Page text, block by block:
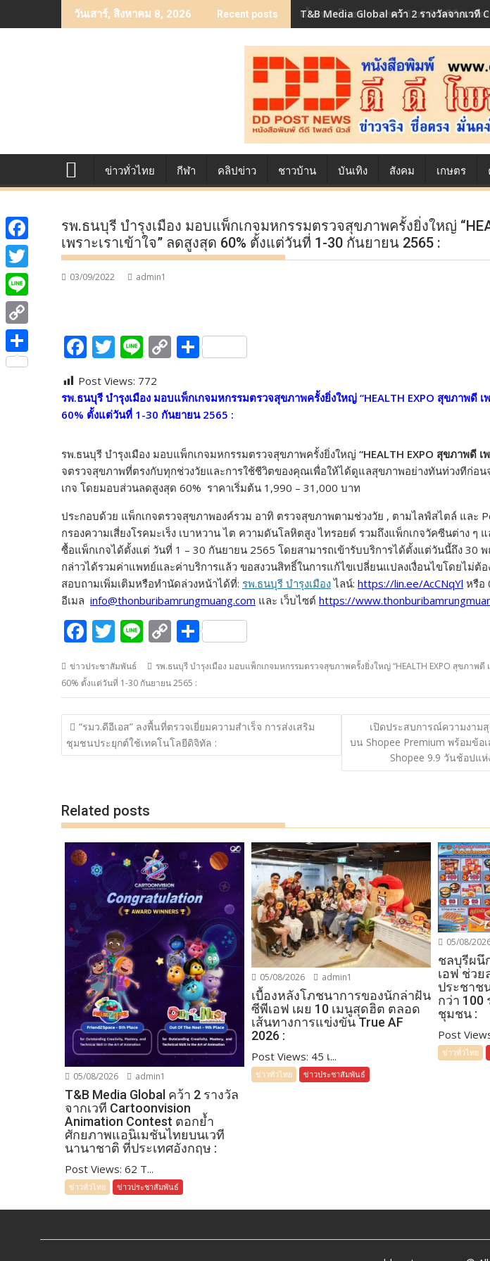
to
วันเสาร์, สิงหาคม 8, 2026 Recent posts เบื้องหลังโภชนาการของนักล่าฝัน ซีพีเอฟ เ
ข่าวทั่วไทย กีฬา คลิปข่าว ชาวบ้าน บันเทิง สังคม เกษตร
รพ.ธนบุรี บำรุงเมือง มอบแพ็กเกจมหกรรมตรวจสุขภาพครั้งยิ่งใหญ่
เพราะเราเข้าใจ” ลดสูงสุด 60% ตั้งแต่วันที่ 1-30 กันยายน 2565 :
03/09/2022 admin1
F
e
b
o
k
T
itt
er
Li
e
C
p
y
n
k
S
ar
e
Post Views: 772
รพ.ธนบุรี บำรุงเมือง มอบแพ็กเกจมหกรรมตรวจสุขภาพครั้งยิ่งใหญ่ “HEALTH EXPO สุขภาพดี เ
60% ตั้งแต่วันที่ 1-30 กันยายน 2565 :
รพ.ธนบุรี บำรุงเมือง มอบแพ็กเกจมหกรรมตรวจสุขภาพครั้งยิ่งใหญ่ “HEALTH EXPO สุขภาพดี เพ
จตรวจสุขภาพที่ตรงกับทุกช่วงวัยและการใช้ชีวิตของคุณเพื่อให้ได้ดูแลสุขภาพอย่างทันท่วงทีก่อ
เกจ โดยมอบส่วนลดสูงสุด 60% ราคาเริ่มต้น 1,990 – 31,000 บาท
ประกอบด้วย แพ็กเกจตรวจสุขภาพองค์รวม อาทิ ตรวจสุขภาพตามช่วงวัย , ตามไลฟ์สไตล์ และ
กรองความเสี่ยงโรคมะเร็ง เบาหวาน ไต ความดันโลหิตสูง ไทรอยด์ รวมถึงแพ็กเกจวัคซีนต่าง ๆ
ซื้อแพ็กเกจได้ตั้งแต่ วันที่ 1 – 30 กันยายน 2565 โดยสามารถเข้ารับบริการได้ตั้งแต่วันนี้ถึง 30
กล่าวได้รวมค่าแพทย์และค่าบริการแล้ว ขอสงวนสิทธิ์ในการแก้ไขเปลี่ยนแปลงเงื่อนไขโดยไม่ต้
สอบถามเพิ่มเติมหรือทำนัดล่วงหน้าได้ที่: รพ.ธนบุรี บำรุงเมืองไลน์: https://lin.ee/AcCNqYl หรือ
อีเมล info@thonburibamrungmuang.com และ เว็บไซต์ https://
F
e
b
o
o
k
T
itt
er
Li
e
C
p
y
Li
n
k
S
ar
e
ข่าวประชาสัมพันธ์
รพ.ธนบุรี บำรุงเมือง มอบแพ็กเกจมหกรรมตรวจสุขภาพครั้งยิ่งใหญ่ “HEALTH EXPO สุขภาพดี เ
60% ตั้งแต่วันที่ 1-30 กันยายน 2565 :
แนะแนว
เรื่อง
“รมว.ดีอีเอส” ลงพื้นที่ตรวจเยี่ยมความสำเร็จ การส่งเสริม
ชุมชนประยุกต์ใช้เทคโนโลยีดิจิทัล :
เปิดประสบการณ์ความงาม
บน Shopee Premium พร้อมข้อ
Shopee 9.9 วันช้อปแห่
Related posts
05/08/2026 admin1
T&B Media Global คว้า 2 รางวัล
จากเวที Cartoonvision
Animation Contest ตอกย้ำ
ศักยภาพแอนิเมชันไทยบนเวที
นานาชาติ ที่ประเทศอังกฤษ :
Post Views: 62 T...
ข่าวทั่วไทย ข่าวประชาสัมพันธ์
05/08/2026 admin1
เบื้องหลังโภชนาการของนักล่าฝัน
ซีพีเอฟ เผย 10 เมนูสุดฮิต ตลอด
เส้นทางการแข่งขัน True AF
2026 :
Post Views: 45 เ...
ข่าวทั่วไทย ข่าวประชาสัมพันธ์
05/08/
ชลบุรีผนึ
เอฟ ช่ว
ประชาช
กว่า 100
ชุมชน :
Post
ข่าวทั่วไทย
F
a
c
e
b
o
T
w
i
t
t
L
i
n
C
o
S